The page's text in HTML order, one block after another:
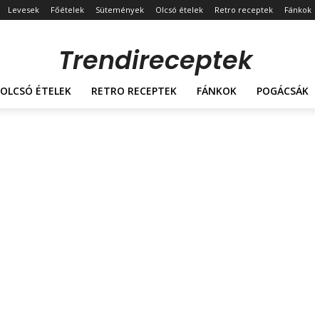
Levesek Főételek Sütemények Olcsó ételek Retro receptek Fánkok
Trendireceptek
OLCSÓ ÉTELEK RETRO RECEPTEK FÁNKOK POGÁCSÁK